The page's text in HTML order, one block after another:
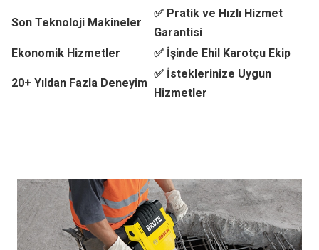
Son Teknoloji Makineler
✅ Pratik ve Hızlı Hizmet
Garantisi
Ekonomik Hizmetler
✅ İşinde Ehil Karotçu Ekip
20+ Yıldan Fazla Deneyim
✅ İsteklerinize Uygun
Hizmetler